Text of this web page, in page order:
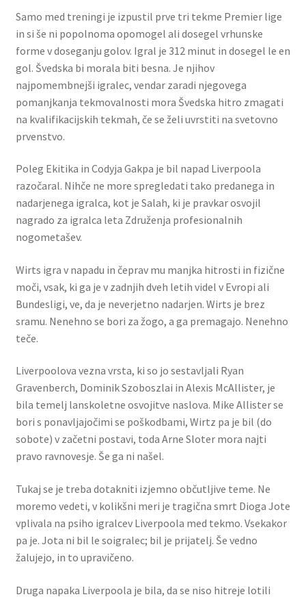
Samo med treningi je izpustil prve tri tekme Premier lige
in si še ni popolnoma opomogel ali dosegel vrhunske
forme v doseganju golov. Igral je 312 minut in dosegel le en
gol. Švedska bi morala biti besna. Je njihov
najpomembnejši igralec, vendar zaradi njegovega
pomanjkanja tekmovalnosti mora Švedska hitro zmagati
na kvalifikacijskih tekmah, če se želi uvrstiti na svetovno
prvenstvo.
Poleg Ekitika in Codyja Gakpa je bil napad Liverpoola
razočaral. Nihče ne more spregledati tako predanega in
nadarjenega igralca, kot je Salah, ki je pravkar osvojil
nagrado za igralca leta Združenja profesionalnih
nogometašev.
Wirts igra v napadu in čeprav mu manjka hitrosti in fizične
moči, vsak, ki ga je v zadnjih dveh letih videl v Evropi ali
Bundesligi, ve, da je neverjetno nadarjen. Wirts je brez
sramu. Nenehno se bori za žogo, a ga premagajo. Nenehno
teče.
Liverpoolova vezna vrsta, ki so jo sestavljali Ryan
Gravenberch, Dominik Szoboszlai in Alexis McAllister, je
bila temelj lanskoletne osvojitve naslova. Mike Allister se
bori s ponavljajočimi se poškodbami, Wirtz pa je bil (do
sobote) v začetni postavi, toda Arne Sloter mora najti
pravo ravnovesje. Še ga ni našel.
Tukaj se je treba dotakniti izjemno občutljive teme. Ne
moremo vedeti, v kolikšni meri je tragična smrt Dioga Jote
vplivala na psiho igralcev Liverpoola med tekmo. Vsekakor
pa je. Jota ni bil le soigralec; bil je prijatelj. Še vedno
žalujejo, in to upravičeno.
Druga napaka Liverpoola je bila, da se niso hitreje lotili